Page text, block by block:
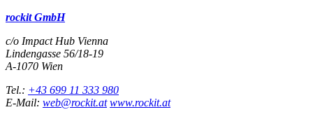
rockit GmbH
c/o Impact Hub Vienna
Lindengasse 56/18-19
A-1070 Wien
Tel.: +43 699 11 333 980
E-Mail: web@rockit.at www.rockit.at